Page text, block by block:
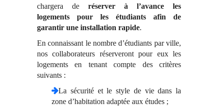
chargera de réserver à l’avance les
logements pour les étudiants afin de
garantir une installation rapide.
En connaissant le nombre d’étudiants par ville,
nos collaborateurs réserveront pour eux les
logements en tenant compte des critères
suivants :
La sécurité et le style de vie dans la
zone d’habitation adaptée aux études ;